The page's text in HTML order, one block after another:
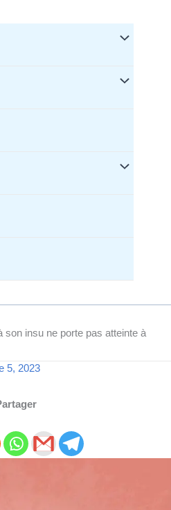
son insu ne porte pas atteinte à
5, 2023